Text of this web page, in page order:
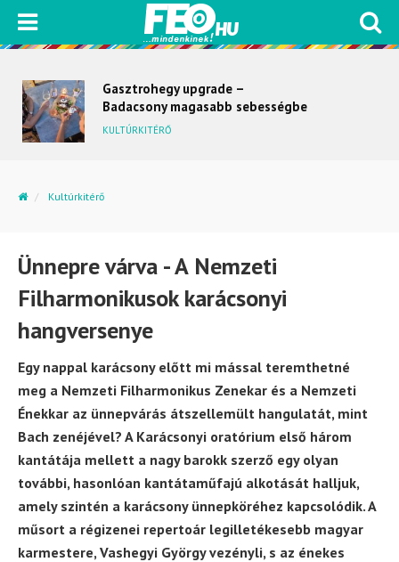
Gasztrohegy upgrade –
Badacsony magasabb sebességbe
kapcsol
KULTÚRKITÉRŐ
Kultúrkitérő
Ünnepre várva - A Nemzeti
Filharmonikusok karácsonyi
hangversenye
Egy nappal karácsony előtt mi mással teremthetné
meg a Nemzeti Filharmonikus Zenekar és a Nemzeti
Énekkar az ünnepvárás átszellemült hangulatát, mint
Bach zenéjével? A Karácsonyi oratórium első három
kantátája mellett a nagy barokk szerző egy olyan
további, hasonlóan kantátaműfajú alkotását halljuk,
amely szintén a karácsony ünnepköréhez kapcsolódik. A
műsort a régizenei repertoár legilletékesebb magyar
karmestere, Vashegyi György vezényli, s az énekes